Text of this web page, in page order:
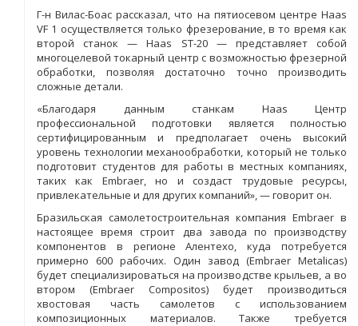
Г-н Вилас-Боас рассказал, что на пятиосевом центре Haas
VF 1 осуществляется только фрезерование, в то время как
второй станок — Haas ST-20 — представляет собой
многоцелевой токарный центр с возможностью фрезерной
обработки, позволяя достаточно точно производить
сложные детали.
«Благодаря данным станкам Haas Центр
профессиональной подготовки является полностью
сертифицированным и предполагает очень высокий
уровень технологии механообработки, который не только
подготовит студентов для работы в местных компаниях,
таких как Embraer, но и создаст трудовые ресурсы,
привлекательные и для других компаний», — говорит он.
Бразильская самолетостроительная компания Embraer в
настоящее время строит два завода по производству
компонентов в регионе Алентехо, куда потребуется
примерно 600 рабочих. Один завод (Embraer Metalicas)
будет специализироваться на производстве крыльев, а во
втором (Embraer Compositos) будет производиться
хвостовая часть самолетов с использованием
композиционных материалов. Также требуется